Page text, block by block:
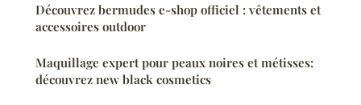
Découvrez bermudes e-shop officiel : vêtements et
accessoires outdoor
Maquillage expert pour peaux noires et métisses:
découvrez new black cosmetics